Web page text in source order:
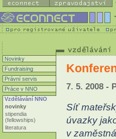
Novinky
Fundraising
Právní servis
Práce v NNO
Vzdělávání NNO
novinky
stipendia
(fellowships)
literatura
7. 5. 2008 -
Síť
úvazky
v